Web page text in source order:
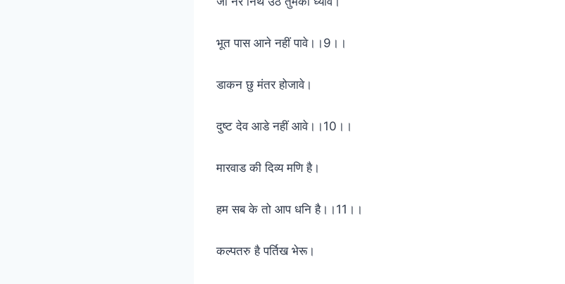
भूत पास आने नहीं पावे।।9।।
डाकन छु मंतर होजावे।
दुष्ट देव आडे नहीं आवे।।10।।
मारवाड की दिव्य मणि है।
हम सब के तो आप धनि है।।11।।
कल्पतरु है पर्तिख भेरू।